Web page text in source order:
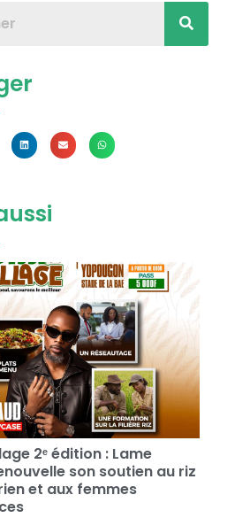
2ᵉ édition : Lame
son soutien au riz
et aux femmes